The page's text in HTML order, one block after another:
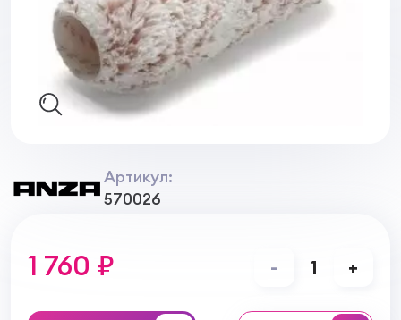
Артикул:
570026
1 760 ₽ - 1 +